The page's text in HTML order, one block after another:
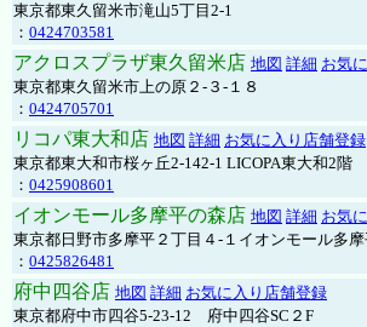
東京都東久留米市滝山5丁目2-1
： 0424703581
アクロスプラザ東久留米店 地図 詳細 お気
東京都東久留米市上の原２-３-１８
： 0424705701
リコパ東大和店 地図 詳細 お気に入り店舗登録
東京都東大和市桜ヶ丘2-142-1 LICOPA東大和2階
： 0425908601
イオンモール多摩平の森店 地図 詳細 お気
東京都日野市多摩平２丁目４-１イオンモール多
： 0425826481
府中四谷店 地図 詳細 お気に入り店舗登録
東京都府中市四谷5-23-12 府中四谷SC２F